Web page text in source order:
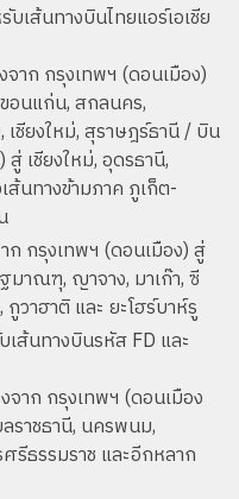
เส้นทางบินไทยแอร์เอเชีย
จาก กรุงเทพฯ (ดอนเมือง)
อนแก่น, สกลนคร,
เชียงใหม่, สุราษฎร์ธานี / บิน
เชียงใหม่, อุดรธานี,
ส้นทางข้ามภาค ภูเก็ต-
ก กรุงเทพฯ (ดอนเมือง) สู่
มาณฑุ, ญาจาง, มาเก๊า, ซี
กูวาฮาติ และ ยะโฮร์บาห์รู
เส้นทางบินรหัส FD และ
จาก กรุงเทพฯ (ดอนเมือง
ราชธานี, นครพนม,
รีธรรมราช และอีกหลาก